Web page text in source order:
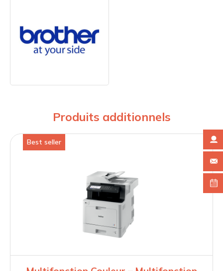
Produits additionnels
Best seller